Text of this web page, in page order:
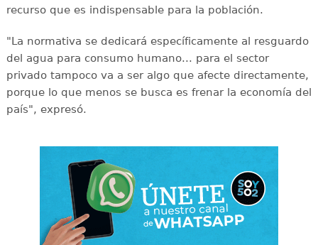
recurso que es indispensable para la población.
"La normativa se dedicará específicamente al resguardo
del agua para consumo humano... para el sector
privado tampoco va a ser algo que afecte directamente,
porque lo que menos se busca es frenar la economía del
país", expresó.